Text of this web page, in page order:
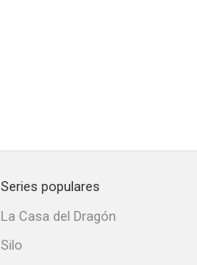
Series populares
La Casa del Dragón
Silo